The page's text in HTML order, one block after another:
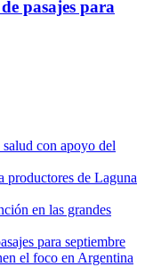
pasajes para
con apoyo del
productores de Laguna
en las grandes
para septiembre
el foco en Argentina